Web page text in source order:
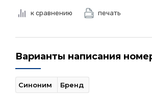
к сравнению печать
Варианты написания
Синоним Бренд